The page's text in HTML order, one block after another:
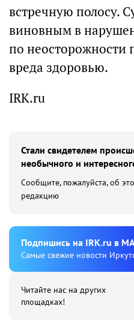
встречную полосу.
виновным в
по неосторожности
вреда здоровью.
IRK.ru
Стали свидетелем
необычного и
Сообщите, пожалуйста, об
редакцию
Подпишиcь на IRK.ru в
Cамые свежие новости
Читайте нас на других
площадках!